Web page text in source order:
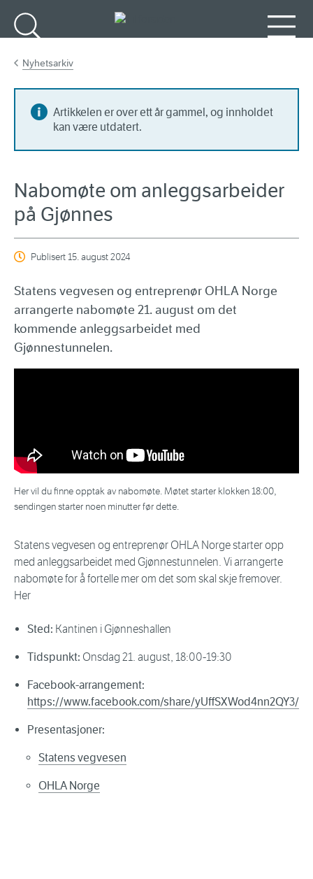
Nyhetsarkiv
Artikkelen er over ett år gammel, og innholdet
kan være utdatert.
Nabomøte om anleggsarbeider
på Gjønnes
Publisert15. august 2024
Statens vegvesen og entreprenør OHLA Norge
arrangerte nabomøte 21. august om det
kommende anleggsarbeidet med
Gjønnestunnelen.
Her vil du finne opptak av nabomøte. Møtet starter klokken 18:00,
sendingen starter noen minutter før dette.
Statens vegvesen og entreprenør OHLA Norge starter opp
med anleggsarbeidet med Gjønnestunnelen. Vi arrangerte
nabomøte for å fortelle mer om det som skal skje fremover.
Her
Sted: Kantinen i Gjønneshallen
Tidspunkt: Onsdag 21. august, 18:00-19:30
Facebook-arrangement:
https://www.facebook.com/share/yUffSXWod4nn2QY3/
Presentasjoner:
Statens vegvesen
OHLA Norge